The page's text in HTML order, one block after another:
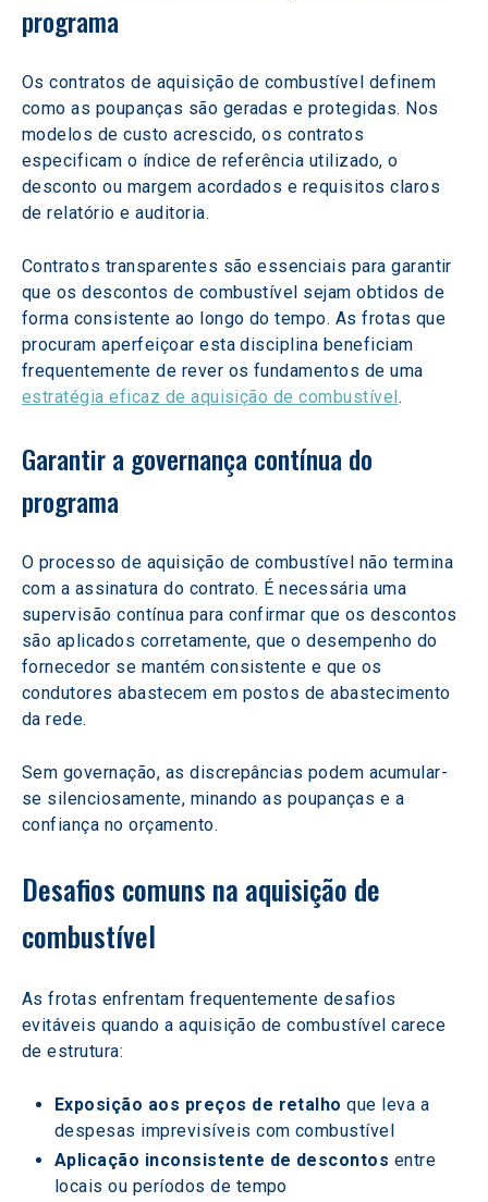
programa
Os contratos de aquisição de combustível definem
como as poupanças são geradas e protegidas. Nos
modelos de custo acrescido, os contratos
especificam o índice de referência utilizado, o
desconto ou margem acordados e requisitos claros
de relatório e auditoria.
Contratos transparentes são essenciais para garantir
que os descontos de combustível sejam obtidos de
forma consistente ao longo do tempo. As frotas que
procuram aperfeiçoar esta disciplina beneficiam
frequentemente de rever os fundamentos de uma
estratégia eficaz de aquisição de combustível.
Garantir a governança contínua do
programa
O processo de aquisição de combustível não termina
com a assinatura do contrato. É necessária uma
supervisão contínua para confirmar que os descontos
são aplicados corretamente, que o desempenho do
fornecedor se mantém consistente e que os
condutores abastecem em postos de abastecimento
da rede.
Sem governação, as discrepâncias podem acumular-
se silenciosamente, minando as poupanças e a
confiança no orçamento.
Desafios comuns na aquisição de
combustível
As frotas enfrentam frequentemente desafios
evitáveis quando a aquisição de combustível carece
de estrutura:
Exposição aos preços de retalho que leva a
despesas imprevisíveis com combustível
Aplicação inconsistente de descontos entre
locais ou períodos de tempo